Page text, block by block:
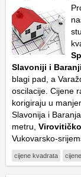
Slavoniji i Baranji
blagi pad, a
oscilacije. Cijene
korigiraju u
Slavonija i
metru,
Vukovarsko-
cijene kvadrata